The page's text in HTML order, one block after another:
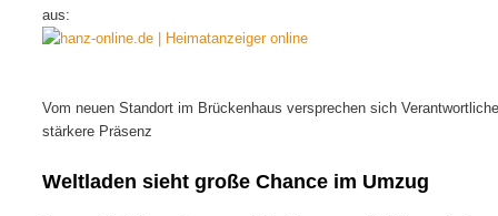
aus:
Vom neuen Standort im Brückenhaus versprechen sich Verantwortliche
stärkere Präsenz
Weltladen sieht große Chance im Umzug